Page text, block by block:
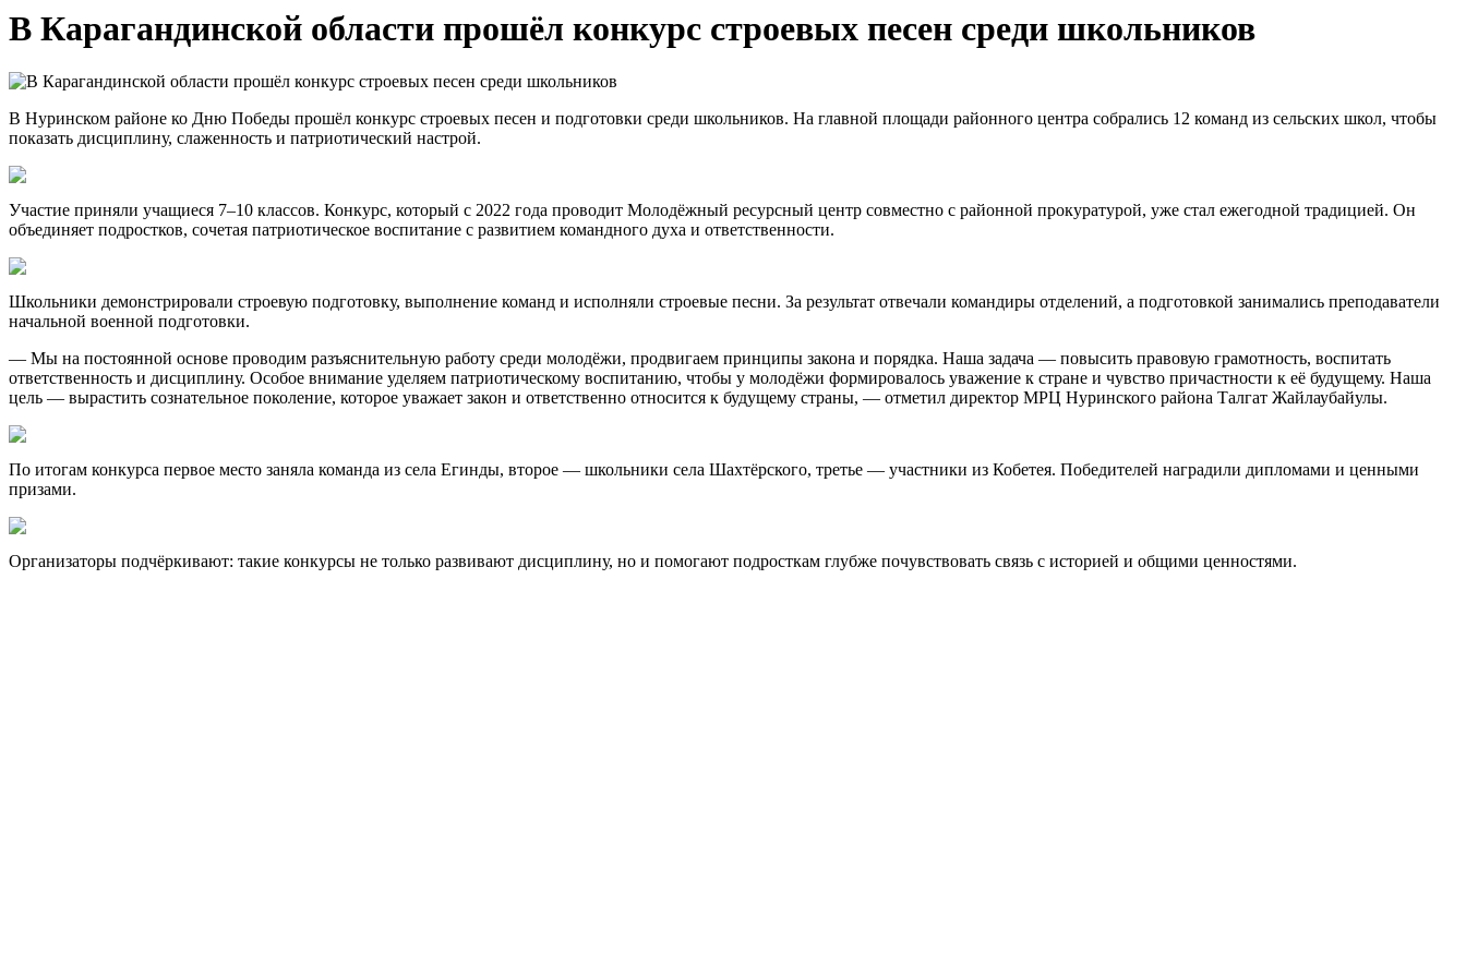
В Карагандинской области прошёл конкурс строевых песен среди школьников
В Нуринском районе ко Дню Победы прошёл конкурс строевых песен и подготовки среди школьников. На главной площади районного центра собрались 12 команд из сельских школ, чтобы
показать дисциплину, слаженность и патриотический настрой.
Участие приняли учащиеся 7–10 классов. Конкурс, который с 2022 года проводит Молодёжный ресурсный центр совместно с районной прокуратурой, уже стал ежегодной традицией. Он
объединяет подростков, сочетая патриотическое воспитание с развитием командного духа и ответственности.
Школьники демонстрировали строевую подготовку, выполнение команд и исполняли строевые песни. За результат отвечали командиры отделений, а подготовкой занимались преподаватели
начальной военной подготовки.
— Мы на постоянной основе проводим разъяснительную работу среди молодёжи, продвигаем принципы закона и порядка. Наша задача — повысить правовую грамотность, воспитать
ответственность и дисциплину. Особое внимание уделяем патриотическому воспитанию, чтобы у молодёжи формировалось уважение к стране и чувство причастности к её будущему. Наша
цель — вырастить сознательное поколение, которое уважает закон и ответственно относится к будущему страны, — отметил директор МРЦ Нуринского района Талгат Жайлаубайулы.
По итогам конкурса первое место заняла команда из села Егинды, второе — школьники села Шахтёрского, третье — участники из Кобетея. Победителей наградили дипломами и ценными
призами.
Организаторы подчёркивают: такие конкурсы не только развивают дисциплину, но и помогают подросткам глубже почувствовать связь с историей и общими ценностями.